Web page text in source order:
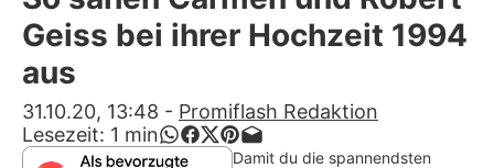
Alle Themen auf Promiflash
App runterladen
Team
Geiss bei ihrer Hochzeit 1994
aus
31.10.20, 13:48 - Promiflash Redaktion
Lesezeit: 1 min
Damit du die spannendsten